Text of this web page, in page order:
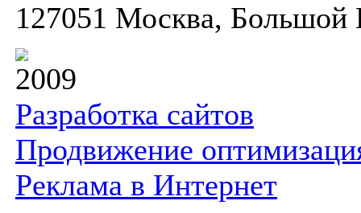
127051 Москва, Большой
2009
Разработка сайтов
Продвижение
Реклама в Интернет